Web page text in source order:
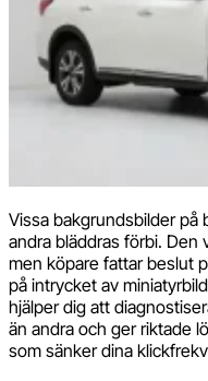
Vissa bakgrundsbilder på
andra bläddras förbi. Den
men köpare fattar beslut
på intrycket av
hjälper dig att
än andra och ger riktade
som sänker dina